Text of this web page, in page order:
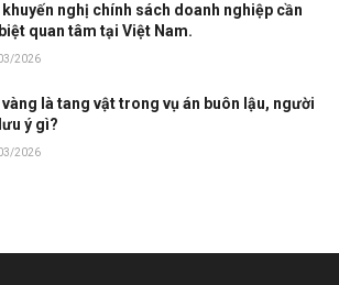
khuyến nghị chính sách doanh nghiệp cần
quan tâm tại Việt Nam.
2026
vàng là tang vật trong vụ án buôn lậu, người
ý gì?
2026